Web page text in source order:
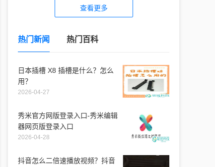
查看更多
热门新闻 热门百科
日本插槽 X8 插槽是什么？怎么
用？
2026-04-27
秀米官方网版登录入口-秀米编辑
器网页版登录入口
2026-04-28
抖音怎么二倍速播放视频？抖音